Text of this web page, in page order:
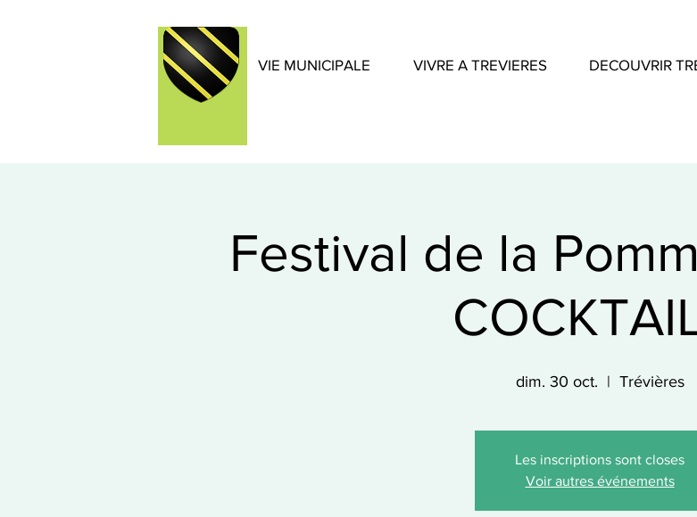
VIE MUNICIPALE VIVRE A TREVIERES DECOUVRIR
Festival de la
dim. 30 oct.
  |
Trévières
Les inscriptions sont closes
Voir autres événements